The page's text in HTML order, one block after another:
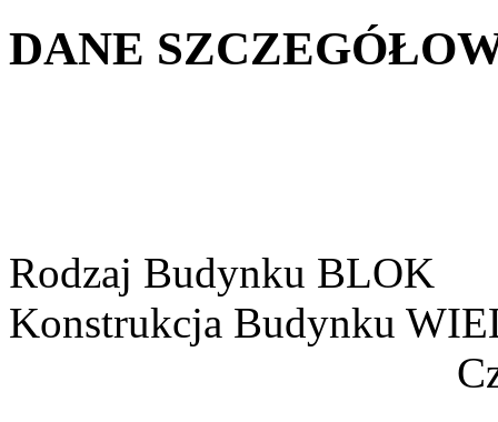
DANE
Rodzaj Budynku BLOK
Konstrukcja Budynku